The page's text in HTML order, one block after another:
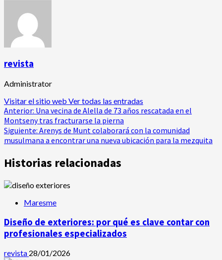
revista
Administrator
Visitar el sitio web Ver todas las entradas
Navegación
de
entradas
Anterior: Una vecina de Alella de 73 años rescatada en el
Montseny tras fracturarse la pierna
Siguiente: Arenys de Munt colaborará con la comunidad
musulmana a encontrar una nueva ubicación para la mezquita
Historias relacionadas
Maresme
Diseño de exteriores: por qué es clave contar con
profesionales especializados
revista 28/01/2026